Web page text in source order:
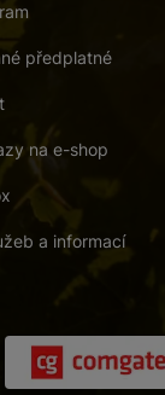
předplatné
na e-shop
a informací